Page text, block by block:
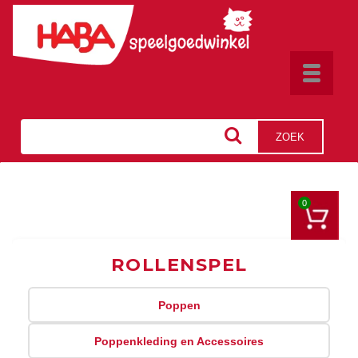
Toggle
ZOEK
0
ROLLENSPEL
Poppen
Poppenkleding en Accessoires